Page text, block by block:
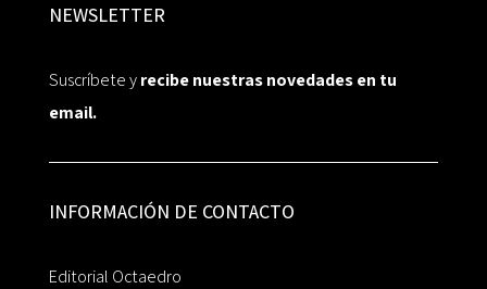
NEWSLETTER
Suscríbete yrecibe nuestras novedades en tu
email.
INFORMACIÓN DE CONTACTO
Editorial Octaedro